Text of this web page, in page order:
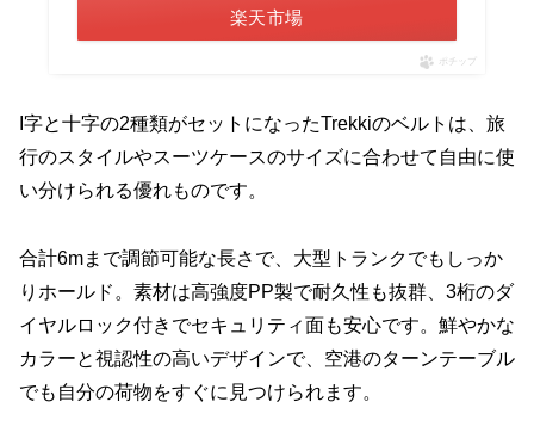
楽天市場
ポチップ
I字と十字の2種類がセットになったTrekkiのベルトは、旅
行のスタイルやスーツケースのサイズに合わせて自由に使
い分けられる優れものです。
合計6mまで調節可能な長さで、大型トランクでもしっか
りホールド。素材は高強度PP製で耐久性も抜群、3桁のダ
イヤルロック付きでセキュリティ面も安心です。鮮やかな
カラーと視認性の高いデザインで、空港のターンテーブル
でも自分の荷物をすぐに見つけられます。